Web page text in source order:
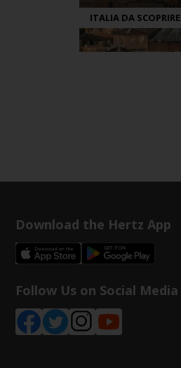
ITALIA DA SCOPRIRE
Download the Hertz App
Follow Us on Social Media